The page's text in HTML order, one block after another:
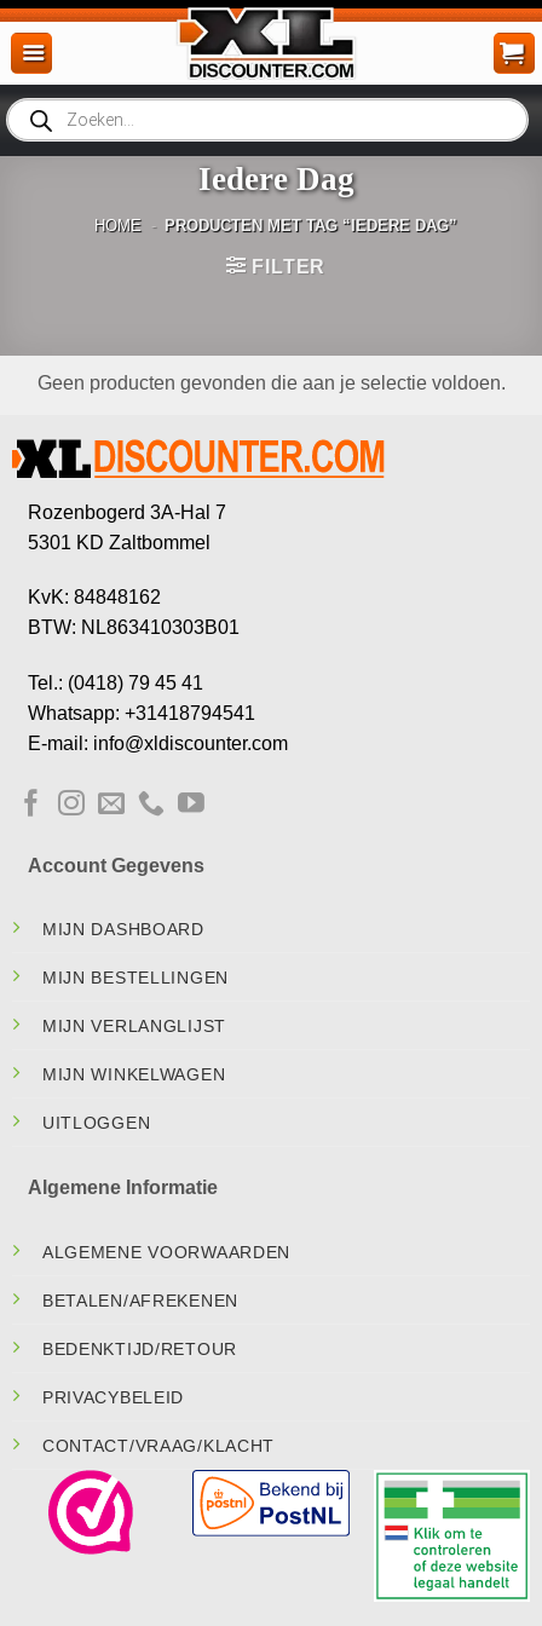
Ga
naar
inhoud
Producten
zoeken
Iedere Dag
HOME - PRODUCTEN MET TAG “IEDERE DAG”
FILTER
Geen producten gevonden die aan je selectie voldoen.
Rozenbogerd 3A-Hal 7
5301 KD Zaltbommel
KvK: 84848162
BTW: NL863410303B01
Tel.: (0418) 79 45 41
Whatsapp: +31418794541
E-mail: info@xldiscounter.com
Account Gegevens
MIJN DASHBOARD
MIJN BESTELLINGEN
MIJN VERLANGLIJST
MIJN WINKELWAGEN
UITLOGGEN
Algemene Informatie
ALGEMENE VOORWAARDEN
BETALEN/AFREKENEN
BEDENKTIJD/RETOUR
PRIVACYBELEID
CONTACT/VRAAG/KLACHT